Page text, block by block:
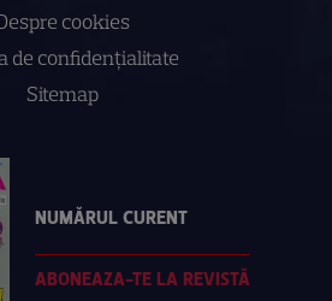
cookies
de confidenţialitate
Sitemap
NUMĂRUL CURENT
ABONEAZA-TE LA REVISTĂ